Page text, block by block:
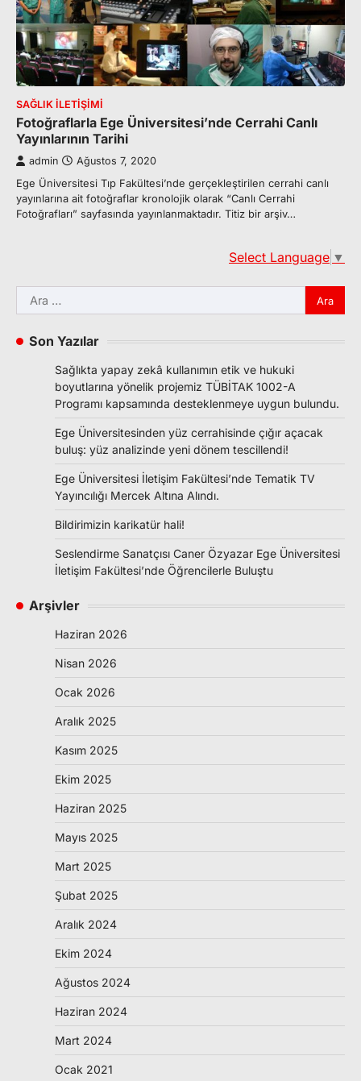
SAĞLIK İLETIŞIMI
Fotoğraflarla Ege Üniversitesi’nde Cerrahi Canlı
Yayınlarının Tarihi
admin Ağustos 7, 2020
Ege Üniversitesi Tıp Fakültesi’nde gerçekleştirilen cerrahi canlı
yayınlarına ait fotoğraflar kronolojik olarak “Canlı Cerrahi
Fotoğrafları” sayfasında yayınlanmaktadır. Titiz bir arşiv…
Select Language ▼
Arama:
Son Yazılar
Sağlıkta yapay zekâ kullanımın etik ve hukuki
boyutlarına yönelik projemiz TÜBİTAK 1002-A
Programı kapsamında desteklenmeye uygun bulundu.
Ege Üniversitesinden yüz cerrahisinde çığır açacak
buluş: yüz analizinde yeni dönem tescillendi!
Ege Üniversitesi İletişim Fakültesi’nde Tematik TV
Yayıncılığı Mercek Altına Alındı.
Bildirimizin karikatür hali!
Seslendirme Sanatçısı Caner Özyazar Ege Üniversitesi
İletişim Fakültesi’nde Öğrencilerle Buluştu
Arşivler
Haziran 2026
Nisan 2026
Ocak 2026
Aralık 2025
Kasım 2025
Ekim 2025
Haziran 2025
Mayıs 2025
Mart 2025
Şubat 2025
Aralık 2024
Ekim 2024
Ağustos 2024
Haziran 2024
Mart 2024
Ocak 2021